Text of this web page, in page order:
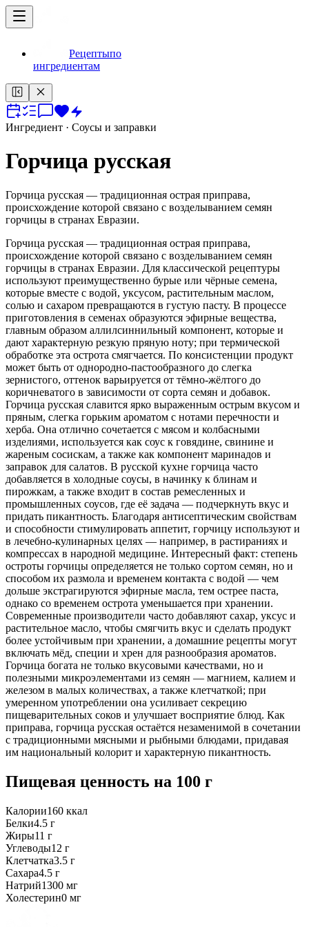
Рецептыпо
ингредиентам
Ингредиент · Соусы и заправки
Горчица русская
Горчица русская — традиционная острая приправa,
происхождение которой связано с возделыванием семян
горчицы в странах Евразии.
Горчица русская — традиционная острая приправa,
происхождение которой связано с возделыванием семян
горчицы в странах Евразии. Для классической рецептуры
используют преимущественно бурые или чёрные семена,
которые вместе с водой, уксусом, растительным маслом,
солью и сахаром превращаются в густую пасту. В процессе
приготовления в семенах образуются эфирные вещества,
главным образом аллилсиннильный компонент, которые и
дают характерную резкую пряную ноту; при термической
обработке эта острота смягчается. По консистенции продукт
может быть от однородно-пастообразного до слегка
зернистого, оттенок варьируется от тёмно-жёлтого до
коричневатого в зависимости от сорта семян и добавок.
Горчица русская славится ярко выраженным острым вкусом и
пряным, слегка горьким ароматом с нотами перечности и
херба. Она отлично сочетается с мясом и колбасными
изделиями, используется как соус к говядине, свинине и
жареным сосискам, а также как компонент маринадов и
заправок для салатов. В русской кухне горчица часто
добавляется в холодные соусы, в начинку к блинам и
пирожкам, а также входит в состав ремесленных и
промышленных соусов, где её задача — подчеркнуть вкус и
придать пикантность. Благодаря антисептическим свойствам
и способности стимулировать аппетит, горчицу используют и
в лечебно-кулинарных целях — например, в растираниях и
компрессах в народной медицине. Интересный факт: степень
остроты горчицы определяется не только сортом семян, но и
способом их размола и временем контакта с водой — чем
дольше экстрагируются эфирные масла, тем острее паста,
однако со временем острота уменьшается при хранении.
Современные производители часто добавляют сахар, уксус и
растительное масло, чтобы смягчить вкус и сделать продукт
более устойчивым при хранении, а домашние рецепты могут
включать мёд, специи и хрен для разнообразия ароматов.
Горчица богата не только вкусовыми качествами, но и
полезными микроэлементами из семян — магнием, калием и
железом в малых количествах, а также клетчаткой; при
умеренном употреблении она усиливает секрецию
пищеварительных соков и улучшает восприятие блюд. Как
приправа, горчица русская остаётся незаменимой в сочетании
с традиционными мясными и рыбными блюдами, придавая
им национальный колорит и характерную пикантность.
Пищевая ценность на 100 г
Калории160 ккал
Белки4.5 г
Жиры11 г
Углеводы12 г
Клетчатка3.5 г
Сахара4.5 г
Натрий1300 мг
Холестерин0 мг